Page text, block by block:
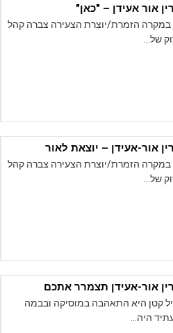
אור אעידן – "כאן"
במקרה הזמרת/יוצרת הצעירה צברה קהל
של…
אור-אעידן – יוצאת לאור
במקרה הזמרת/יוצרת הצעירה צברה קהל
של…
אור-אעידן תצמרר אתכם
קטן היא התאהבה במוסיקה ובבמה
היה…